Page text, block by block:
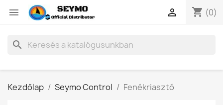
 shopping_cart (0)

search
Kezdőlap Seymo Control Fenékriasztó